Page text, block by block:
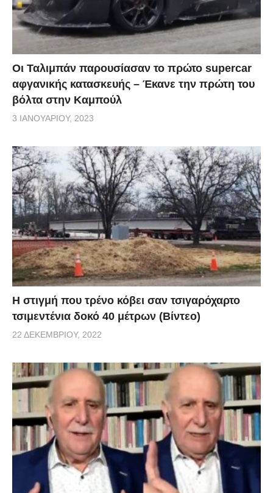
Οι Ταλιμπάν παρουσίασαν το πρώτο supercar
αφγανικής κατασκευής – Έκανε την πρώτη του
βόλτα στην Καμπούλ
3 ΙΑΝΟΥΑΡΊΟΥ, 2023
H στιγμή που τρένο κόβει σαν τσιγαρόχαρτο
τσιμεντένια δοκό 40 μέτρων (Βίντεο)
22 ΔΕΚΕΜΒΡΊΟΥ, 2022